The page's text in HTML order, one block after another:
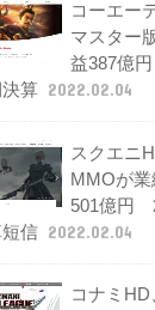
コーエー
マスター
益387億
決算 2022.02.04
スクエニ
MMOが
501億円
信 2022.02.04
コナミ